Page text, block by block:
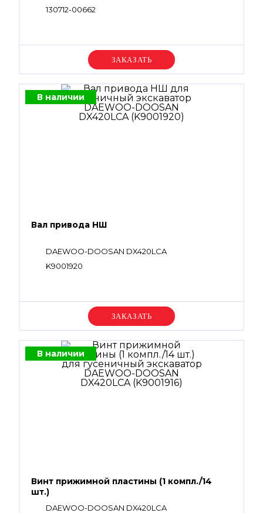
130712-00662
Уточняйте цену
В наличии
Вал привода НШ
DAEWOO-DOOSAN DX420LCA
K9001920
Уточняйте цену
В наличии
Винт прижимной пластины (1 компл./14
шт.)
DAEWOO-DOOSAN DX420LCA